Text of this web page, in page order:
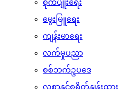
စိုက်ပျိုးရေး
မွေးမြူရေး
ကျန်းမာရေး
လက်မှုပညာ
စစ်ဘက်ဥပဒေ
လစာနှင့်စရိတ်နှုန်းထား